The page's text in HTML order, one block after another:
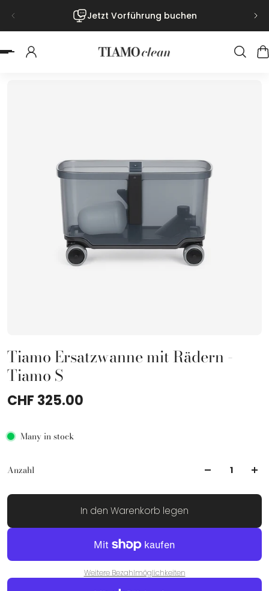
springen Jetzt Vorführung buchen
Tiamo Ersatzwanne mit Rädern -
Tiamo S
CHF 325.00
Many in stock
Anzahl
In den Warenkorb legen
Weitere Bezahlmöglichkeiten